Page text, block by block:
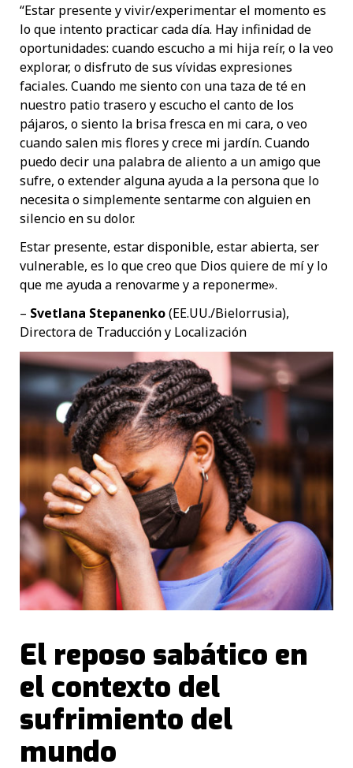
“Estar presente y vivir/experimentar el momento es
lo que intento practicar cada día. Hay infinidad de
oportunidades: cuando escucho a mi hija reír, o la veo
explorar, o disfruto de sus vívidas expresiones
faciales. Cuando me siento con una taza de té en
nuestro patio trasero y escucho el canto de los
pájaros, o siento la brisa fresca en mi cara, o veo
cuando salen mis flores y crece mi jardín. Cuando
puedo decir una palabra de aliento a un amigo que
sufre, o extender alguna ayuda a la persona que lo
necesita o simplemente sentarme con alguien en
silencio en su dolor.
Estar presente, estar disponible, estar abierta, ser
vulnerable, es lo que creo que Dios quiere de mí y lo
que me ayuda a renovarme y a reponerme».
– Svetlana Stepanenko(EE.UU./Bielorrusia),
Directora de Traducción y Localización
El reposo sabático en
el contexto del
sufrimiento del
mundo